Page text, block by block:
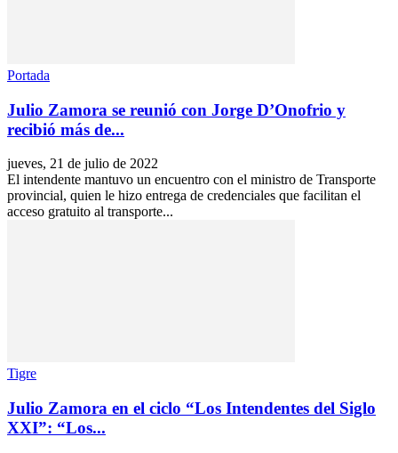
Portada
Julio Zamora se reunió con Jorge D’Onofrio y
recibió más de...
jueves, 21 de julio de 2022
El intendente mantuvo un encuentro con el ministro de Transporte
provincial, quien le hizo entrega de credenciales que facilitan el
acceso gratuito al transporte...
Tigre
Julio Zamora en el ciclo “Los Intendentes del Siglo
XXI”: “Los...